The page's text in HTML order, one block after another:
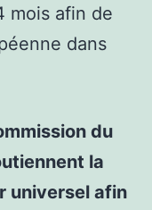
mois afin de
dans
du
la
universel afin